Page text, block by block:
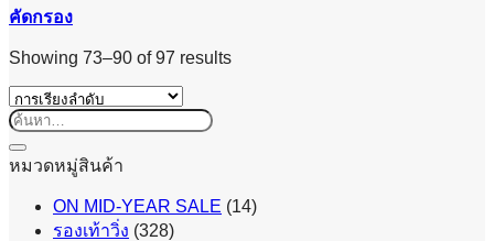
คัดกรอง
Showing 73–90 of 97 results
ค้นหา:
หมวดหมู่สินค้า
ON MID-YEAR SALE (14)
รองเท้าวิ่ง (328)